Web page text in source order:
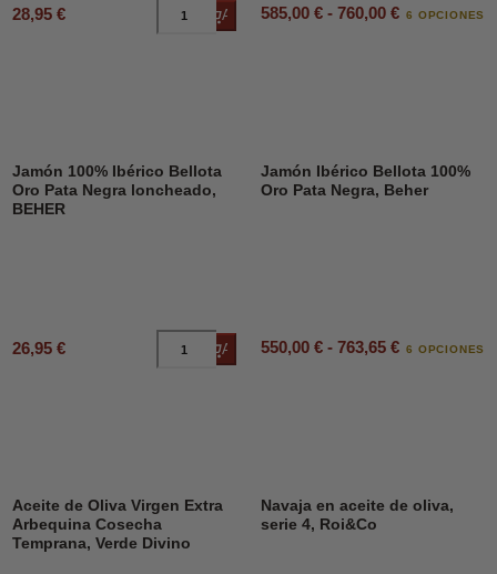
28,95 € Añadir al carrito
585,00 € - 760,00 € 6 OPCIONES
Jamón 100% Ibérico Bellota
Oro Pata Negra loncheado,
BEHER
26,95 € Añadir al carrito
Jamón Ibérico Bellota 100%
Oro Pata Negra, Beher
550,00 € - 763,65 € 6 OPCIONES
DESCUENTO45%
Aceite de Oliva Virgen Extra
Arbequina Cosecha
Temprana, Verde Divino
Navaja en aceite de oliva,
serie 4, Roi&Co